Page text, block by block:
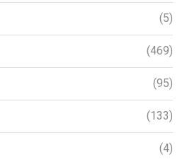
(5)
(469)
(95)
(133)
(4)